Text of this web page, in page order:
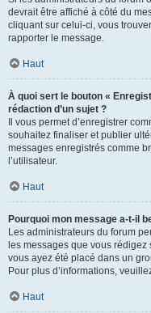
devrait être affiché à côté du
cliquant sur celui-ci, vous
rapporter le message.
Haut
À quoi sert le bouton «
rédaction d’un sujet ?
Il vous permet d’enregistrer
souhaitez finaliser et publier
messages enregistrés comme
l’utilisateur.
Haut
Pourquoi mon message a-t-il
Les administrateurs du forum
les messages que vous
vous ayez été placé dans un
Pour plus d’informations,
Haut